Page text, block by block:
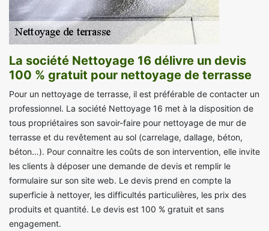
La société Nettoyage 16 délivre un devis
100 % gratuit pour nettoyage de terrasse
Pour un nettoyage de terrasse, il est préférable de contacter un
professionnel. La société Nettoyage 16 met à la disposition de
tous propriétaires son savoir-faire pour nettoyage de mur de
terrasse et du revêtement au sol (carrelage, dallage, béton,
béton…). Pour connaitre les coûts de son intervention, elle invite
les clients à déposer une demande de devis et remplir le
formulaire sur son site web. Le devis prend en compte la
superficie à nettoyer, les difficultés particulières, les prix des
produits et quantité. Le devis est 100 % gratuit et sans
engagement.